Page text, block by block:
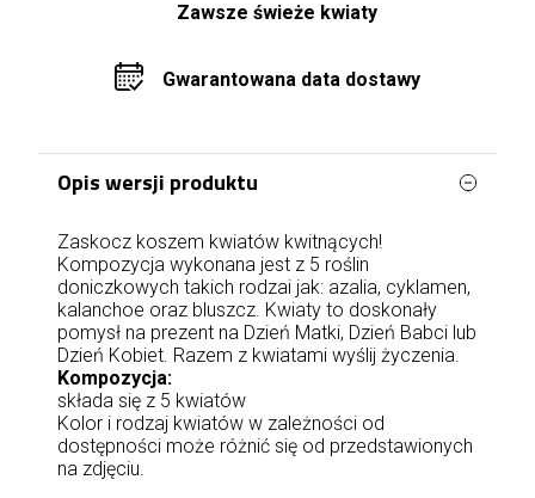
Zawsze świeże kwiaty
Gwarantowana data dostawy
Opis wersji produktu
Zaskocz koszem kwiatów kwitnących!
Kompozycja wykonana jest z 5 roślin
doniczkowych takich rodzai jak: azalia, cyklamen,
kalanchoe oraz bluszcz. Kwiaty to doskonały
pomysł na prezent na Dzień Matki, Dzień Babci lub
Dzień Kobiet. Razem z kwiatami wyślij życzenia.
Kompozycja:
składa się z 5 kwiatów
Kolor i rodzaj kwiatów w zależności od
dostępności może różnić się od przedstawionych
na zdjęciu.